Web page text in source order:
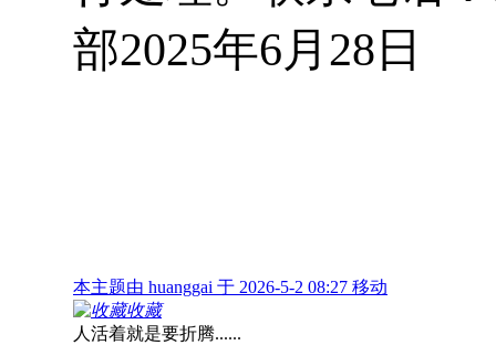
部2025年6月28日
本主题由 huanggai 于 2026-5-2 08:27 移动
收藏
人活着就是要折腾......